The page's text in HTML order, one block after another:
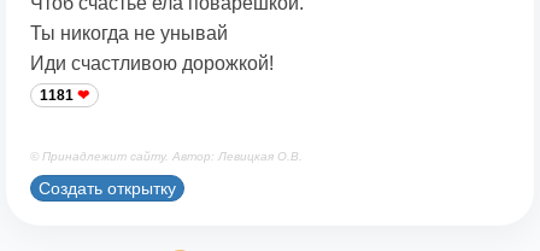
Ты никогда не унывай
Иди счастливою дорожкой!
1181
© Принадлежит сайту. Автор: Левицкая О.В.
Создать открытку